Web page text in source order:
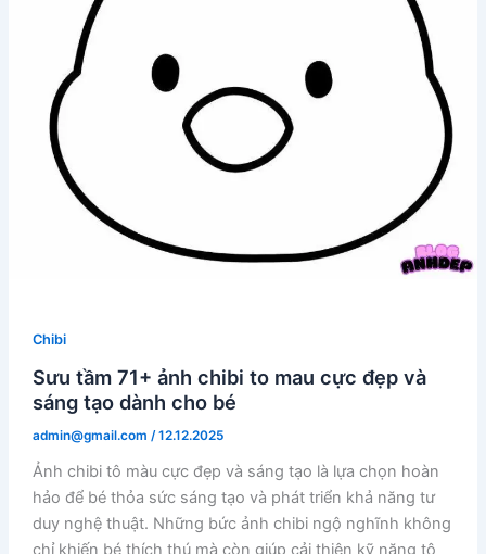
Chibi
Sưu tầm 71+ ảnh chibi to mau cực đẹp và
sáng tạo dành cho bé
admin@gmail.com /12.12.2025
Ảnh chibi tô màu cực đẹp và sáng tạo là lựa chọn hoàn
hảo để bé thỏa sức sáng tạo và phát triển khả năng tư
duy nghệ thuật. Những bức ảnh chibi ngộ nghĩnh không
chỉ khiến bé thích thú mà còn giúp cải thiện kỹ năng tô